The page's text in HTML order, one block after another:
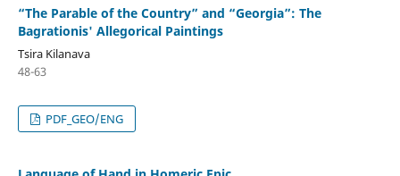
“The Parable of the Country” and “Georgia”: The
Bagrationis' Allegorical Paintings
Tsira Kilanava
48-63
PDF_GEO/ENG